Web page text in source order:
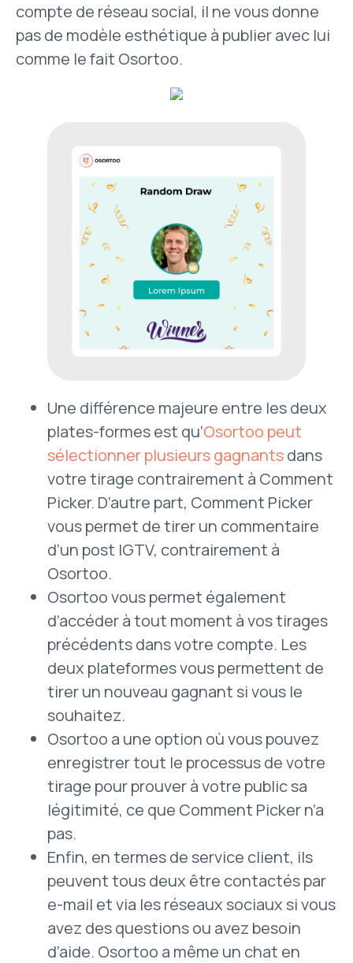
compte de réseau social, il ne vous donne
pas de modèle esthétique à publier avec lui
comme le fait Osortoo.
Une différence majeure entre les deux
plates-formes est qu’Osortoo peut
sélectionner plusieurs gagnantsdans
votre tirage contrairement à Comment
Picker. D’autre part, Comment Picker
vous permet de tirer un commentaire
d’un post IGTV, contrairement à
Osortoo.
Osortoo vous permet également
d’accéder à tout moment à vos tirages
précédents dans votre compte. Les
deux plateformes vous permettent de
tirer un nouveau gagnant si vous le
souhaitez.
Osortoo a une option où vous pouvez
enregistrer tout le processus de votre
tirage pour prouver à votre public sa
légitimité, ce que Comment Picker n’a
pas.
Enfin, en termes de service client, ils
peuvent tous deux être contactés par
e-mail et via les réseaux sociaux si vous
avez des questions ou avez besoin
d’aide. Osortoo a même un chat en